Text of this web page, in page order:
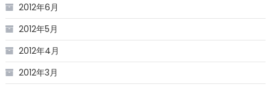
2012年6月
2012年5月
2012年4月
2012年3月